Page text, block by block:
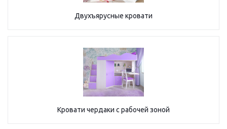
Двухъярусные кровати
Кровати чердаки с рабочей зоной